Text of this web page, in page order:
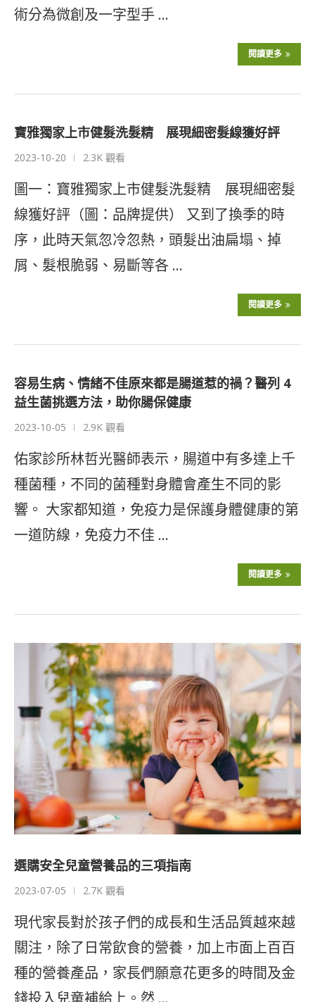
術分為微創及一字型手 …
閱讀更多
寶雅獨家上市健髮洗髮精 展現細密髮線獲好評
2023-10-20 2.3K 觀看
圖一：寶雅獨家上市健髮洗髮精 展現細密髮
線獲好評（圖：品牌提供） 又到了換季的時
序，此時天氣忽冷忽熱，頭髮出油扁塌、掉
屑、髮根脆弱、易斷等各 …
閱讀更多
容易生病、情緒不佳原來都是腸道惹的禍？醫列 4
益生菌挑選方法，助你腸保健康
2023-10-05 2.9K 觀看
佑家診所林哲光醫師表示，腸道中有多達上千
種菌種，不同的菌種對身體會產生不同的影
響。 大家都知道，免疫力是保護身體健康的第
一道防線，免疫力不佳 …
閱讀更多
選購安全兒童營養品的三項指南
2023-07-05 2.7K 觀看
現代家長對於孩子們的成長和生活品質越來越
關注，除了日常飲食的營養，加上市面上百百
種的營養產品，家長們願意花更多的時間及金